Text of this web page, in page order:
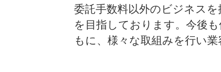
委託手数料以外のビジネス
を目指しております。今後
もに、様々な取組みを行い